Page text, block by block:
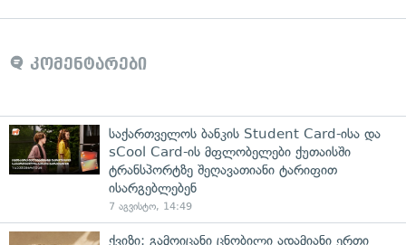
კომენტარები
საქართველოს ბანკის Student Card-ისა და
sCool Card-ის მფლობელები ქუთაისში
ტრანსპორტზე შეღავათიანი ტარიფით
ისარგებლებენ
7 აგვისტო, 14:49
ქვიზი: გამოიცანი ცნობილი ადამიანი ერთი